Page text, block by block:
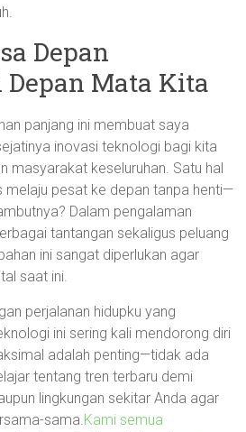
Depan
Mata Kita
panjang ini membuat saya
inovasi teknologi bagi kita
masyarakat keseluruhan. Satu hal
melaju pesat ke depan tanpa henti—
Dalam pengalaman
tantangan sekaligus peluang
ini sangat diperlukan agar
saat ini.
perjalanan hidupku yang
ini sering kali mendorong diri
adalah penting—tidak ada
tentang tren terbaru demi
lingkungan sekitar Anda agar
sama.Kami semua